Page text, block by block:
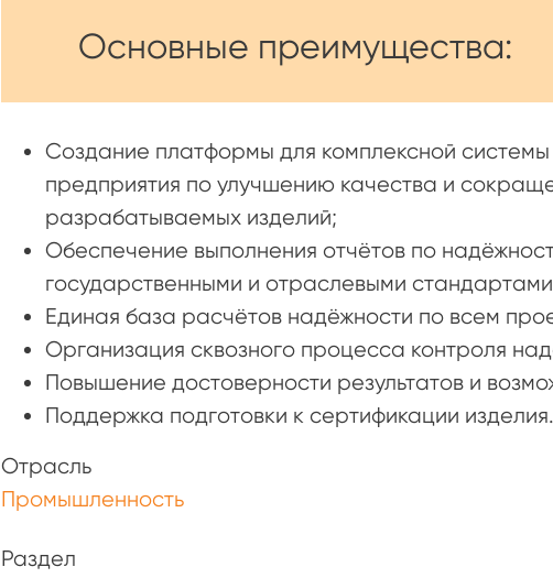
Основные преимущества:
Создание платформы для комплексной
предприятия по улучшению качества и
разрабатываемых изделий;
Обеспечение выполнения отчётов по
государственными и отраслевыми
Единая база расчётов надёжности по всем
Организация сквозного процесса контроля
Повышение достоверности результатов и
Поддержка подготовки к сертификации изделия.
Отрасль
Промышленность
Раздел